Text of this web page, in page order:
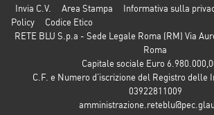
Invia C.V. Area Stampa Informativa sulla
Policy
Codice Etico
RETE BLU S.p.a - Sede Legale Roma (RM) Via
Roma
Capitale sociale Euro
C.F. e Numero d’iscrizione del Registro delle
03922811009